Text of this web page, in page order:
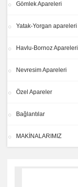
Gömlek Apareleri
Yatak-Yorgan apareleri
Havlu-Bornoz Apareleri
Nevresim Apareleri
Özel Apareler
Bağlantılar
MAKİNALARIMIZ